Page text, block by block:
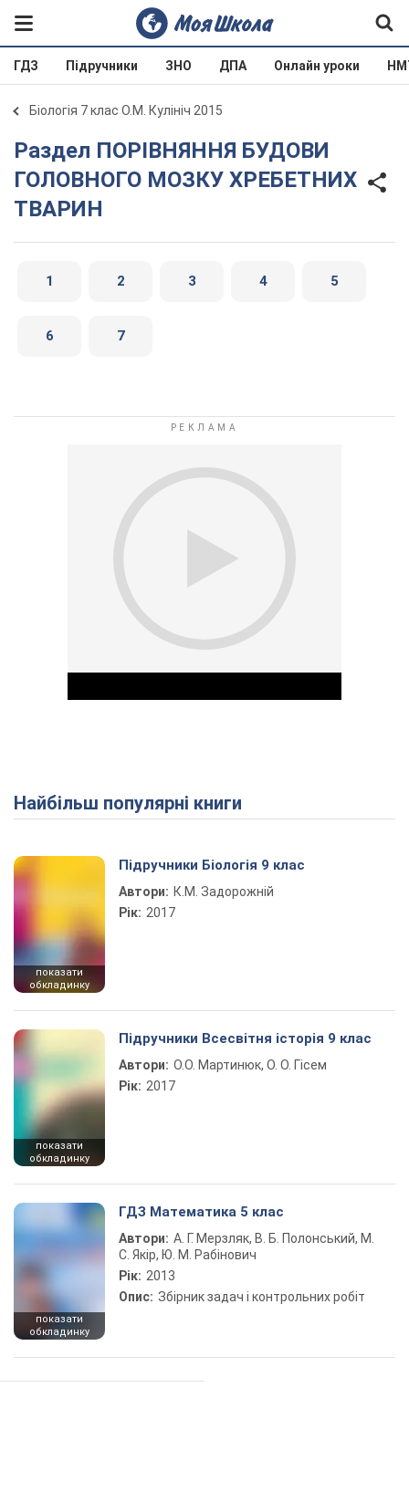
ГДЗ Підручники ЗНО ДПА Онлайн уроки
Біологія 7 клас О.М. Кулініч 2015
Раздел ПОРІВНЯННЯ БУДОВИ
ГОЛОВНОГО МОЗКУ ХРЕБЕТНИХ
ТВАРИН
1 2 3 4 5
6 7
Play Video
Найбільш популярні книги
показати
обкладинку
Підручники Біологія 9 клас
Автори: К.М. Задорожній
Рік: 2017
показати
обкладинку
Підручники Всесвітня історія 9 клас
Автори: О.О. Мартинюк, О. О. Гісем
Рік: 2017
показати
обкладинку
ГДЗ Математика 5 клас
Автори: А. Г. Мерзляк, В. Б. Полонський, М.
С. Якір, Ю. М. Рабінович
Рік: 2013
Опис: Збірник задач і контрольних робіт